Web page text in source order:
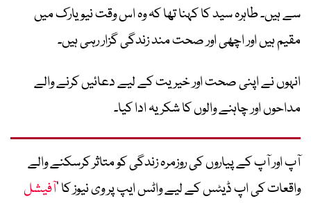
سے ہیں۔ طاہرہ سید کا کہنا تھا کہ وہ اس وقت نیویارک میں
مقیم ہیں اور اچھی اور صحت مند زندگی گزار رہی ہیں۔
انہوں نے اپنی صحت اور خیریت کے لیے دعائیں کرنے والے
مداحوں اور چاہنے والوں کا شکریہ ادا کیا۔
آپ اور آپ کے پیاروں کی روزمرہ زندگی کو متاثر کرسکنے والے
واقعات کی اپ ڈیٹس کے لیے واٹس ایپ پر وی نیوز کا ’آفیشل